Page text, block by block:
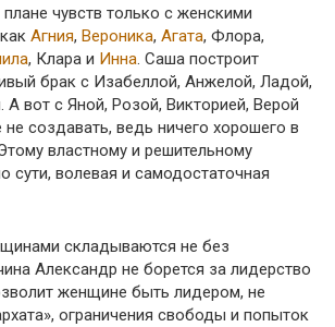
чувств только с женскими
Агния, Вероника, Агата, Флора,
, Клара и Инна. Саша построит
брак с Изабеллой, Анжелой, Ладой,
А вот с Яной, Розой, Викторией, Верой
создавать, ведь ничего хорошего в
властному и решительному
сути, волевая и самодостаточная
складываются не без
Александр не борется за лидерство
женщине быть лидером, не
ограничения свободы и попыток